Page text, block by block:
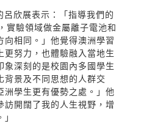
欣展表示：「指導我們的
驗領域做金屬離子電池和
向相同。」他覺得澳洲學習
更努力，也體驗融入當地生
深刻的是校園內多國學生
背景及不同思想的人群交
洲學生更有優勢之處。」他
訪開闊了我的人生視野，增